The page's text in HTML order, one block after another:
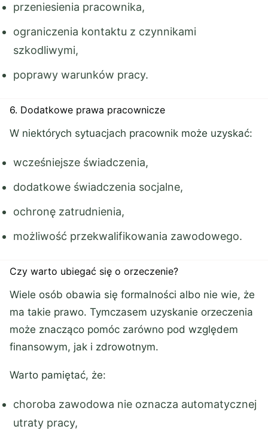
przeniesienia pracownika,
ograniczenia kontaktu z czynnikami
szkodliwymi,
poprawy warunków pracy.
6. Dodatkowe prawa pracownicze
W niektórych sytuacjach pracownik może uzyskać:
wcześniejsze świadczenia,
dodatkowe świadczenia socjalne,
ochronę zatrudnienia,
możliwość przekwalifikowania zawodowego.
Czy warto ubiegać się o orzeczenie?
Wiele osób obawia się formalności albo nie wie, że
ma takie prawo. Tymczasem uzyskanie orzeczenia
może znacząco pomóc zarówno pod względem
finansowym, jak i zdrowotnym.
Warto pamiętać, że:
choroba zawodowa nie oznacza automatycznej
utraty pracy,